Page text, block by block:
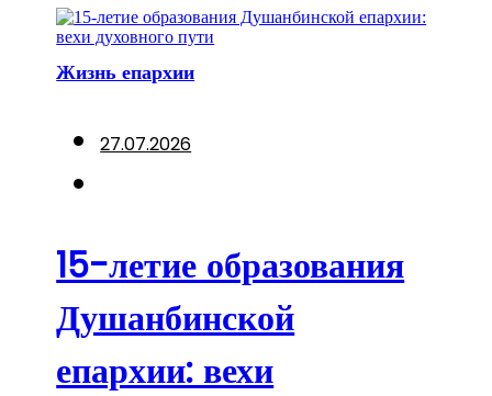
Жизнь епархии
27.07.2026
15-летие образования
Душанбинской
епархии: вехи